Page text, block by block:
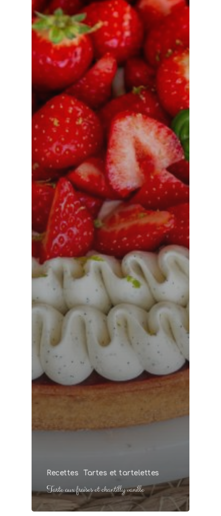
Recettes Tartes et tartelettes
Tarte aux fraises et chantilly vanille